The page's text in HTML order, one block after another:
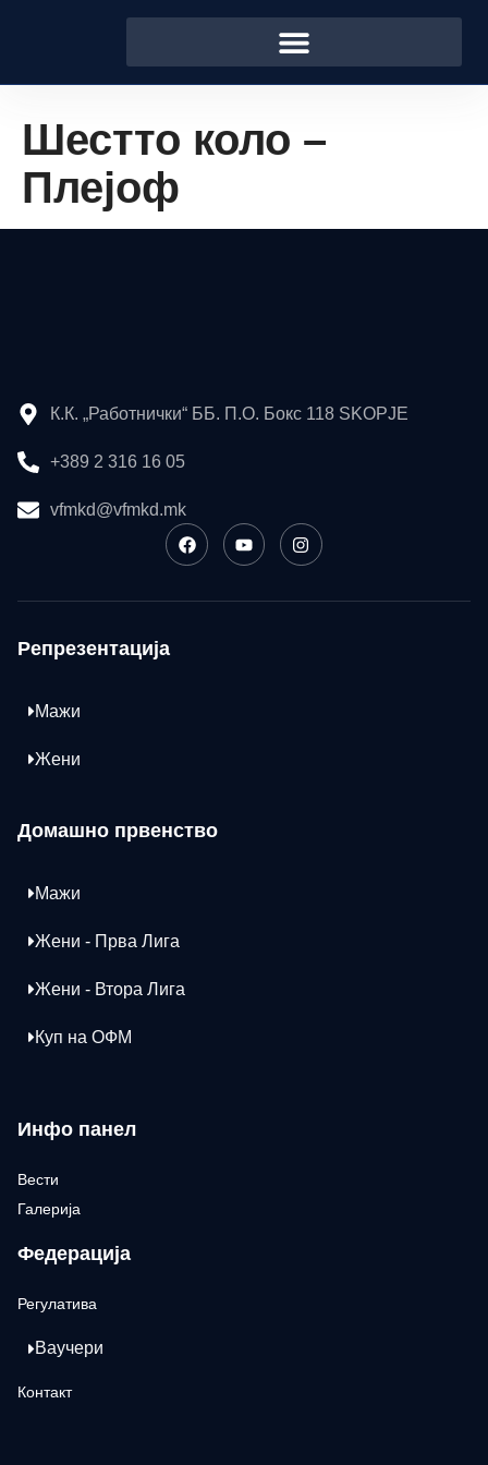
Шестто коло –
Плејоф
К.К. „Работнички“ ББ. П.О. Бокс 118 SKOPJE
+389 2 316 16 05
vfmkd@vfmkd.mk
Репрезентација
Мажи
Жени
Домашно првенство
Мажи
Жени - Прва Лига
Жени - Втора Лига
Куп на ОФМ
Инфо панел
Вести
Галерија
Федерација
Регулатива
Ваучери
Контакт